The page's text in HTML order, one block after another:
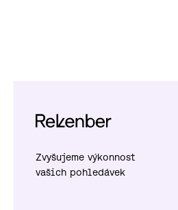
Zvyšujeme výkonnost
vašich pohledávek